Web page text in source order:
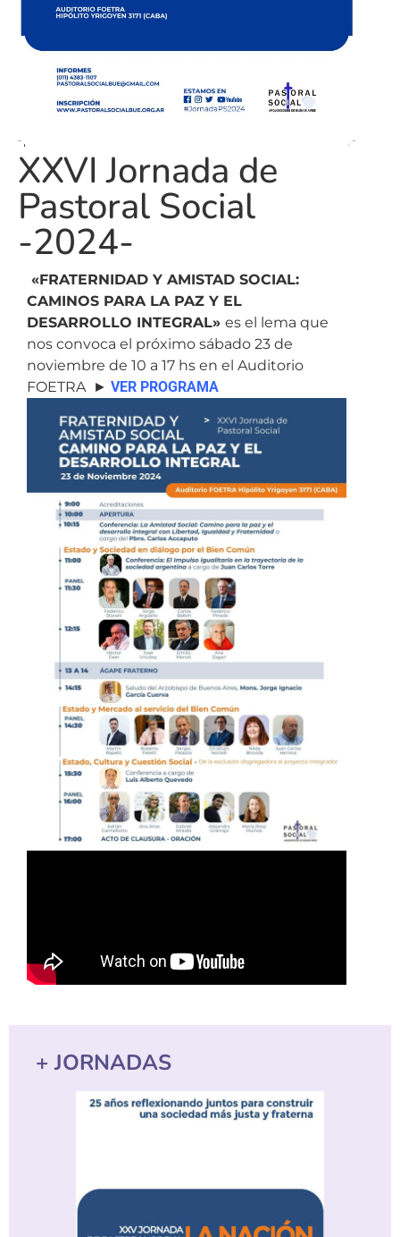
XXVI Jornada de
Pastoral Social
-2024-
«FRATERNIDAD Y AMISTAD SOCIAL:
CAMINOS PARA LA PAZ Y EL
DESARROLLO INTEGRAL» es el lema que
nos convoca el próximo sábado 23 de
noviembre de 10 a 17 hs en el Auditorio
FOETRA ► VER PROGRAMA
+ JORNADAS